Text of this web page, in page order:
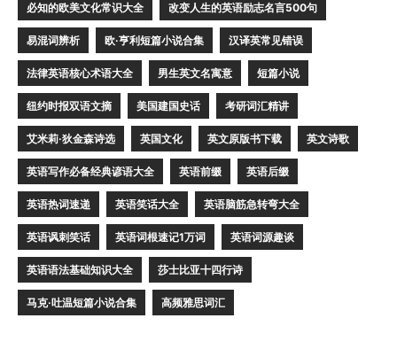
必知的欧美文化常识大全 改变人生的英语励志名言500句
易混词辨析 欧·亨利短篇小说合集 汉译英常见错误
法律英语核心术语大全 男生英文名寓意 短篇小说
纽约时报双语文摘 美国建国史话 考研词汇精讲
艾米莉·狄金森诗选 英国文化 英文原版书下载 英文诗歌
英语写作必备经典谚语大全 英语前缀 英语后缀
英语热词速递 英语笑话大全 英语脑筋急转弯大全
英语讽刺笑话 英语词根速记1万词 英语词源趣谈
英语语法基础知识大全 莎士比亚十四行诗
马克·吐温短篇小说合集 高频雅思词汇